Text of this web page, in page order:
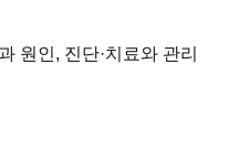
원인, 진단·치료와 관리